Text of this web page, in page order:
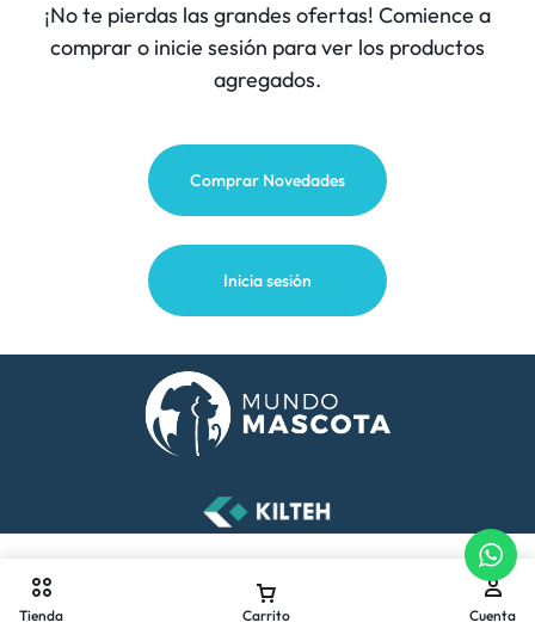
¡No te pierdas las grandes ofertas! Comience a
comprar o inicie sesión para ver los productos
agregados.
Comprar Novedades
Inicia sesión
Tienda Carrito Cuenta